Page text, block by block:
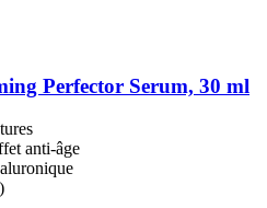
Perfector Serum, 30 ml
anti-âge